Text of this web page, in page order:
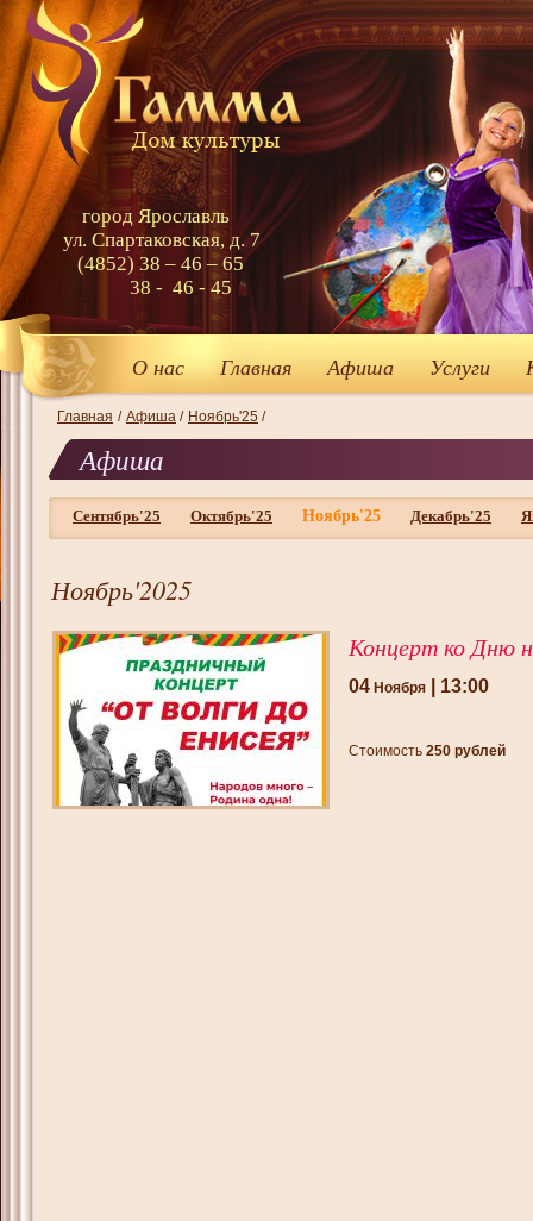
О нас Главная Афиша Услуги
город Ярославль
ул. Спартаковская, д. 7
(4852) 38 – 46 – 65
38 - 46 - 45
Главная / Афиша / Ноябрь'25 /
Афиша
Сентябрь'25 Октябрь'25 Ноябрь'25 Декабрь'25
Ноябрь'2025
Концерт ко Дню
04 Ноября | 13:00
Стоимость 250 рублей